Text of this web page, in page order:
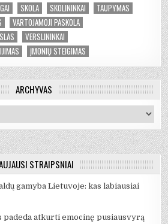
SKOLA SKOLININKAI
TAUPYMAS
VARTOJAMOJI PASKOLA
VERSLININKAI
ĮMONIŲ STEIGIMAS
ARCHYVAS
STRAIPSNIAI
gamyba Lietuvoje: kas labiausiai
atkurti emocinę pusiausvyrą